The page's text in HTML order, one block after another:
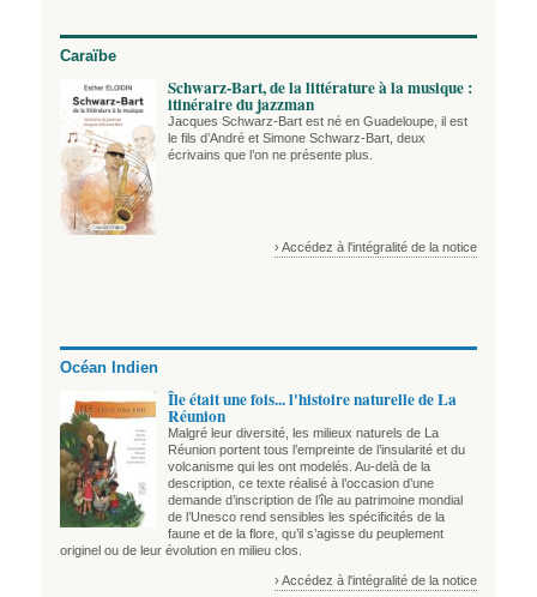
Caraïbe
Schwarz-Bart, de la littérature à la musique :
itinéraire du jazzman
Jacques Schwarz-Bart est né en Guadeloupe, il est
le fils d’André et Simone Schwarz-Bart, deux
écrivains que l’on ne présente plus.
› Accédez à l'intégralité de la notice
Océan Indien
Île était une fois... l'histoire naturelle de La
Réunion
Malgré leur diversité, les milieux naturels de La
Réunion portent tous l’empreinte de l’insularité et du
volcanisme qui les ont modelés. Au-delà de la
description, ce texte réalisé à l’occasion d’une
demande d’inscription de l’île au patrimoine mondial
de l’Unesco rend sensibles les spécificités de la
faune et de la flore, qu’il s’agisse du peuplement
originel ou de leur évolution en milieu clos.
› Accédez à l'intégralité de la notice